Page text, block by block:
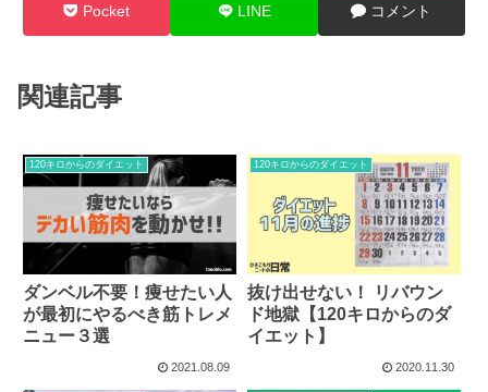
Pocket LINE コメント
関連記事
120キロからのダイエット
ダンベル不要！痩せたい人
が最初にやるべき筋トレメ
ニュー３選
2021.08.09
120キロからのダイエット
抜け出せない！ リバウン
ド地獄【120キロからのダ
イエット】
2020.11.30